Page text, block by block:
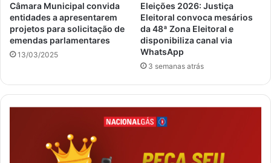
Câmara Municipal convida
entidades a apresentarem
projetos para solicitação de
emendas parlamentares
13/03/2025
Eleições 2026: Justiça
Eleitoral convoca mesários
da 48ª Zona Eleitoral e
disponibiliza canal via
WhatsApp
3 semanas atrás